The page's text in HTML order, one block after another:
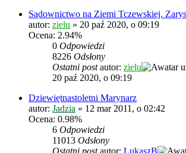
Sądownictwo na Ziemi Tczewskiej.
autor: zielu » 20 paź 2020, o 09:19
Ocena: 2.94%
0 Odpowiedzi
8226 Odsłony
Ostatni postautor: zielu
20 paź 2020, o 09:19
Dziewiętnastoletni Marynarz
autor: Jadzia » 12 mar 2011, o 02:42
Ocena: 0.98%
6 Odpowiedzi
11013 Odsłony
Ostatni postautor: LukaszB